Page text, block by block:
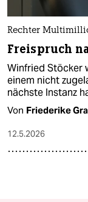
Rechter
Freispruch
Winfried Stöcker
einem nicht
nächste Instanz
Von Friederike
12.5.2026